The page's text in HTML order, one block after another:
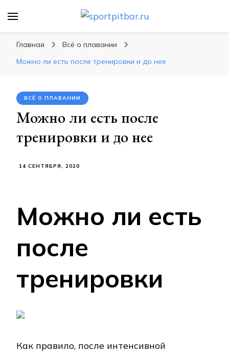
спортивных упражнения, правильные
диеты, программы тренировок
Главная
Всё о плавании
Можно ли есть после тренировки и до нее
ВСЁ О ПЛАВАНИИ
Можно ли есть после
тренировки и до нее
14 СЕНТЯБРЯ, 2020
Можно ли есть
после
тренировки
Как правило, после интенсивной